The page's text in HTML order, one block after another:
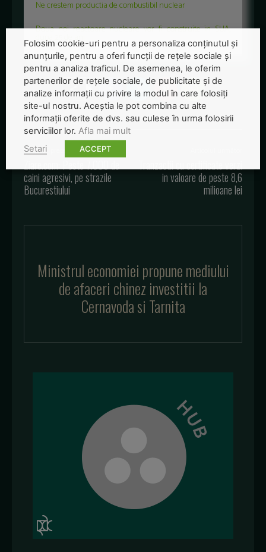
Ne crestem productia de combustibil nuclear
Doua noi reactoare nucleare vor fi construite in SUA,
dupa 25 de ani
Articolul precedent
caini agresivi, pe strazile
Bucurestiului
in valoare de peste 8,6
milioane lei
Ministrul economiei propune mediului
de afaceri chinez investitii la
Cernavoda si Tarnita
Folosim cookie-uri pentru a personaliza conținutul și
anunțurile, pentru a oferi funcții de rețele sociale și
pentru a analiza traficul. De asemenea, le oferim
partenerilor de rețele sociale, de publicitate și de
analize informații cu privire la modul în care folosiți
site-ul nostru. Aceștia le pot combina cu alte
informații oferite de dvs. sau culese în urma folosirii
serviciilor lor. Afla mai mult
Setari
ACCEPT